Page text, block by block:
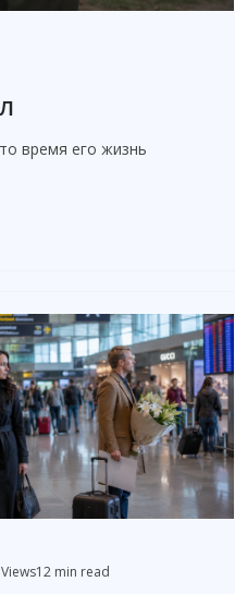
время его жизнь
12 min read